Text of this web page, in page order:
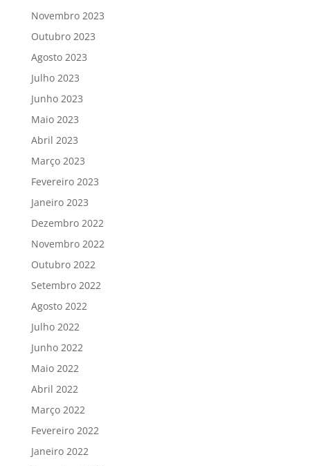
Novembro 2023
Outubro 2023
Agosto 2023
Julho 2023
Junho 2023
Maio 2023
Abril 2023
Março 2023
Fevereiro 2023
Janeiro 2023
Dezembro 2022
Novembro 2022
Outubro 2022
Setembro 2022
Agosto 2022
Julho 2022
Junho 2022
Maio 2022
Abril 2022
Março 2022
Fevereiro 2022
Janeiro 2022